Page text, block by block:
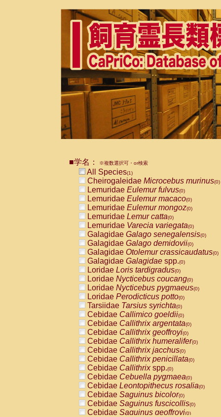
■学名： ※複数選択可・or検索
All Species(1)
Cheirogaleidae Microcebus murinus(0)
Lemuridae Eulemur fulvus(0)
Lemuridae Eulemur macaco(0)
Lemuridae Eulemur mongoz(0)
Lemuridae Lemur catta(0)
Lemuridae Varecia variegata(0)
Galagidae Galago senegalensis(0)
Galagidae Galago demidovii(0)
Galagidae Otolemur crassicaudatus(0)
Galagidae Galagidae spp.(0)
Loridae Loris tardigradus(0)
Loridae Nycticebus coucang(0)
Loridae Nycticebus pygmaeus(0)
Loridae Perodicticus potto(0)
Tarsiidae Tarsius syrichta(0)
Cebidae Callimico goeldii(0)
Cebidae Callithrix argentata(0)
Cebidae Callithrix geoffroyi(0)
Cebidae Callithrix humeralifer(0)
Cebidae Callithrix jacchus(0)
Cebidae Callithrix penicillata(0)
Cebidae Callithrixspp.(0)
Cebidae Cebuella pygmaea(0)
Cebidae Leontopithecus rosalia(0)
Cebidae Saguinus bicolor(0)
Cebidae Saguinus fuscicollis(0)
Cebidae Saguinus geoffroyi(0)